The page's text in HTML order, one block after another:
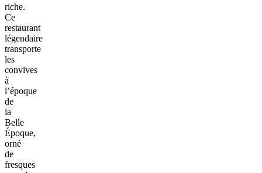
riche.
Ce
restaurant
légendaire
transporte
les
convives
à
l’époque
de
la
Belle
Époque,
orné
de
fresques